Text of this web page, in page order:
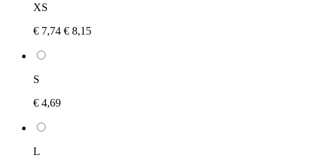
XS
€ 7,74 € 8,15
S
€ 4,69
L